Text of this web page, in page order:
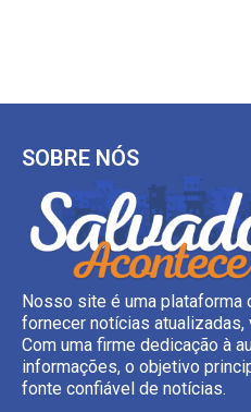
SOBRE NÓS
Nosso site é uma plataforma
fornecer notícias
Com uma firme dedicação à
informações, o objetivo
fonte confiável de notícias.